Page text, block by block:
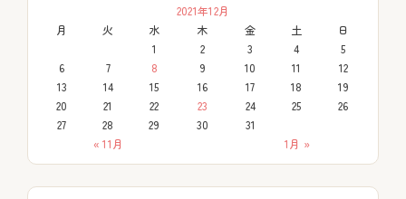
2021年12月
月
火 水 木 金 土 日
« 11月 1月 »
1 2 3 4
5
6
7 8 9 10 11
12
13
14 15 16 17 18
19
20
21 22 23 24 25
26
27
28 29 30 31